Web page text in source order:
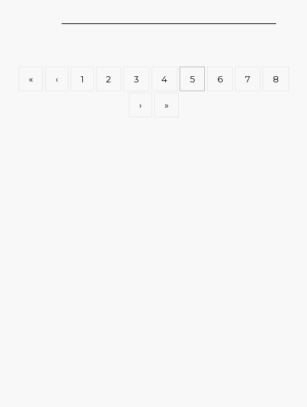
« ‹ 1 2 3 4 5 6 7 8
› »